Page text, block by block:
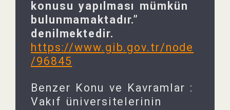
konusu yapılması mümkün
bulunmamaktadır.”
denilmektedir.
https://www.gib.gov.tr/node
/96845
Benzer Konu ve Kavramlar :
Vakıf üniversitelerinin